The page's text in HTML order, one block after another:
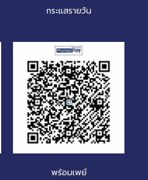
กระแสรายวัน
พร้อมเพย์